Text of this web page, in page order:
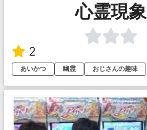
心霊現象
2
あいかつ
幽霊 おじさんの趣味